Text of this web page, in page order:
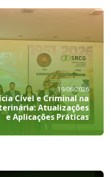
19/06/2026
Cível e Criminal na
Atualizações
e Aplicações Práticas